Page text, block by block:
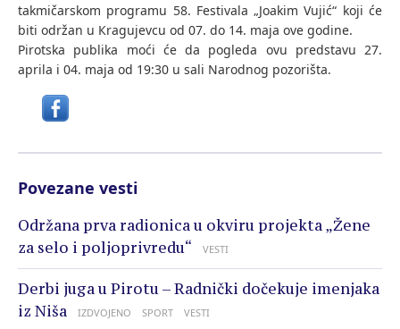
takmičarskom programu 58. Festivala „Joakim Vujić“ koji će
biti održan u Кragujevcu od 07. do 14. maja ove godine.
Pirotska publika moći će da pogleda ovu predstavu 27.
aprila i 04. maja od 19:30 u sali Narodnog pozorišta.
Povezane vesti
Održana prva radionica u okviru projekta „Žene
za selo i poljoprivredu“
VESTI
Derbi juga u Pirotu – Radnički dočekuje imenjaka
iz Niša
IZDVOJENO SPORT VESTI